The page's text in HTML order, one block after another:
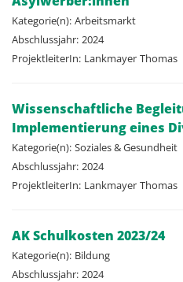
Kategorie(n): Arbeitsmarkt
Abschlussjahr: 2024
ProjektleiterIn: Lankmayer Thomas
Wissenschaftliche
Implementierung eines
Kategorie(n): Soziales & Gesundheit
Abschlussjahr: 2024
ProjektleiterIn: Lankmayer Thomas
AK Schulkosten 2023/24
Kategorie(n): Bildung
Abschlussjahr: 2024